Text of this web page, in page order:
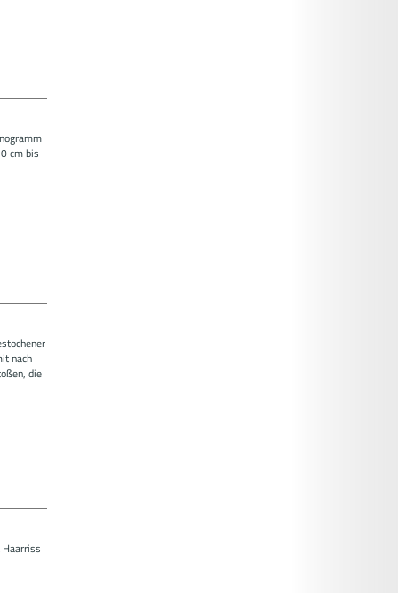
cm bis
nach
die